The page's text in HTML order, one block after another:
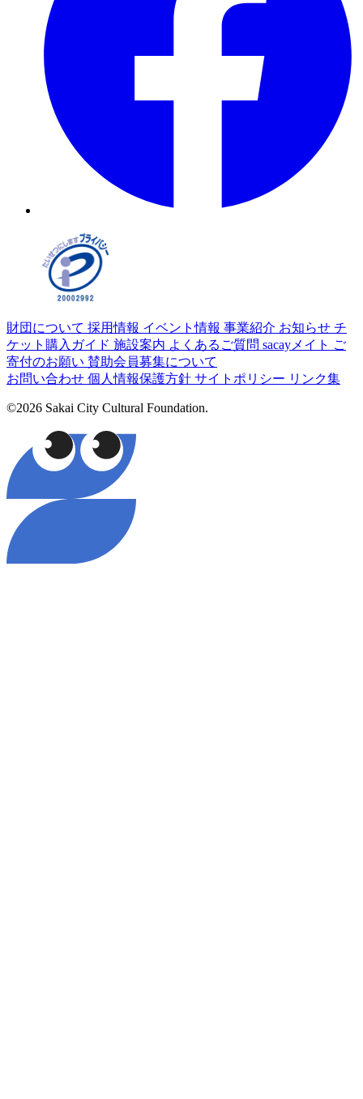
財団について 採用情報 イベント情報 事業紹介 お知らせ チ
ケット購入ガイド 施設案内 よくあるご質問 sacayメイト ご
寄付のお願い 賛助会員募集について
お問い合わせ 個人情報保護方針 サイトポリシー リンク集
©2026 Sakai City Cultural Foundation.